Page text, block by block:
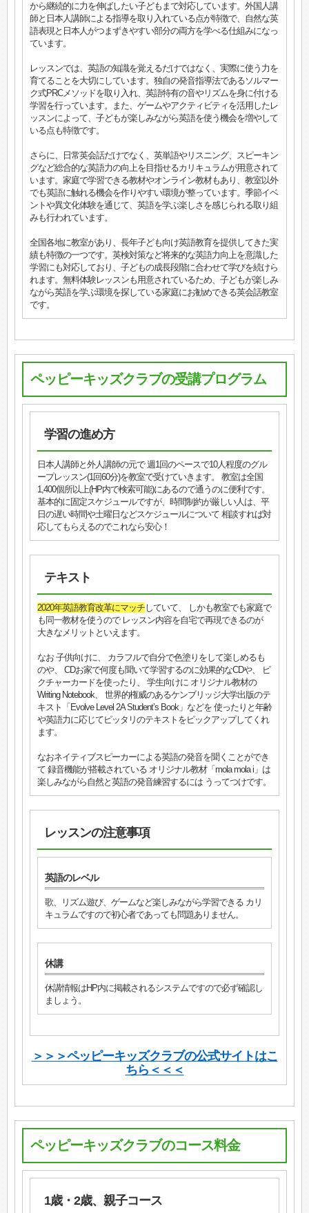
から継続的に力を伸ばしたい子どもまで対応しています。外国人講
師と日本人講師による指導を取り入れている点が特徴で、自然な英
語表現と日本人がつまずきやすい部分の両方を学べる仕組みになっ
ています。
レッスンでは、英語の知識を覚えるだけではなく、実際に使う力を
育てることを大切にしています。独自の発音指導法であるソルマー
ク式PRCメソッドを取り入れ、英語特有の音やリズムを身に付ける
学習を行っています。また、ゲームやアクティビティを活用したレ
ッスンによって、子どもが楽しみながら英語を使う機会を増やして
いる点も特徴です。
さらに、日常英会話だけでなく、英単語やリスニング、スピーキン
グなど総合的な英語力の向上を目指せるカリキュラムが用意されて
います。家庭で学習できる教材やオンライン教材もあり、教室以外
でも英語に触れる機会を作りやすい環境が整っています。季節イベ
ントや異文化体験を通じて、英語を学ぶ楽しさを感じられる取り組
みも行われています。
全国各地に教室があり、長年子ども向け英語教育を提供してきた実
績も特徴の一つです。英検対策など将来的な英語力向上を意識した
学習にも対応しており、子どもの成長段階に合わせて学びを続けら
れます。無料体験レッスンも用意されているため、子どもが楽しみ
ながら英語を学ぶ環境を探している家庭にお勧めできる英会話教室
です。
ペッピーキッズクラブの受講プログラム
学習の進め方
日本人講師と外人講師の元で 週1回のペースで10人程度のグル
ープレッスン(1回60分)を教室で受けていきます。 教室は全国
1,400個所以上(HP内で検索可能)にあるので通うのに便利です。
基本的に固定スケジュールですが、時間制約が厳しい人は、平
日の遅い時間や土曜日などスケジュールについて 相談すれば対
応してもらえるのでこれなら安心！
テキスト
2020年英語教育改革にマッチしていて、 しかも教室でも家庭で
も同一教材を使うので レッスン内容を自宅で再現できるのが
大きなメリットといえます。
なお 子供向けに、 カラフルで自分で色塗りをして楽しめるも
のや、 CDお家で何度も聞いて学習するのに効果的なCDや、 ピ
クチャーカードを使ったり、 学生向けに オリジナル教材の
Writing Notebook、 世界的権威のあるケンブリッジ大学出版のテ
キスト「Evolve Level 2A Student’s Book」などを 使ったりと年齢
や英語力に応じてピッタリのテキストをピックアップしてくれ
ます。
なおネイティブスピーカーによる英語の発音を聞くことができ
て 録音機能が搭載されている オリジナル教材「mola mola i」は
楽しみながら自然と英語の発音練習するには うってつけです。
レッスンの注意事項
英語のレベル
歌、リズム遊び、ゲームなど楽しみながら学習できる カリ
キュラムですので初心者であっても問題ありません。
休講
休講情報はHP内に掲載されるシステムですので必ず確認し
ましょう。
＞＞＞ペッピーキッズクラブの公式サイトはこ
ちら＜＜＜
ペッピーキッズクラブのコース料金
1歳・2歳、親子コース